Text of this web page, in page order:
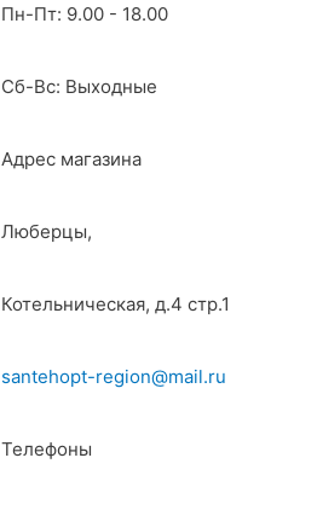
Пн-Пт: 9.00 - 18.00
Сб-Вс: Выходные
Адрес магазина
Люберцы,
Котельническая, д.4 стр.1
santehopt-region@mail.ru
Телефоны